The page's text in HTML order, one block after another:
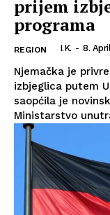
prijem
programa
REGION I.K. - 8.
Njemačka je
izbjeglica putem
saopćila je
Ministarstvo